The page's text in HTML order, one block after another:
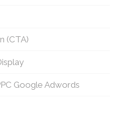
(CTA)
Google Adwords